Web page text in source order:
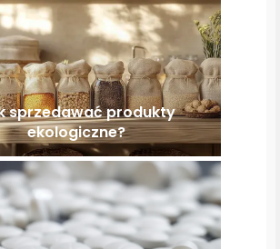
sprzedawać produkty
ekologiczne?